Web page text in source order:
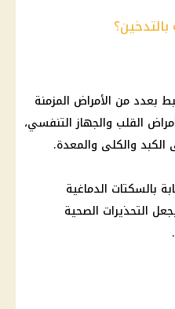
بعدد من الأمراض المزمنة
القلب والجهاز التنفسي،
الكبد والكلى والمعدة.
بالسكتات الدماغية
التحذيرات الصحية